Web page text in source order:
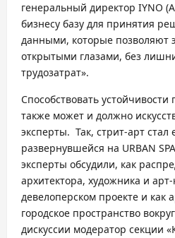
генеральный директор IYNO
бизнесу базу для принятия
данными, которые позволяют
открытыми глазами, без
трудозатрат».
Способствовать устойчивости
также может и должно
эксперты. Так, стрит-арт
развернувшейся на URBAN
эксперты обсудили, как
архитектора, художника и
девелоперском проекте и как
городское пространство
дискуссии модератор секции